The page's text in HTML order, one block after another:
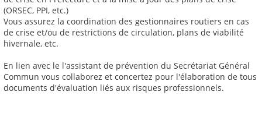
(ORSEC, PPI, etc.)
Vous assurez la coordination des gestionnaires routiers en cas
de crise et/ou de restrictions de circulation, plans de viabilité
hivernale, etc.
En lien avec le l'assistant de prévention du Secrétariat Général
Commun vous collaborez et concertez pour l'élaboration de tous
documents d'évaluation liés aux risques professionnels.